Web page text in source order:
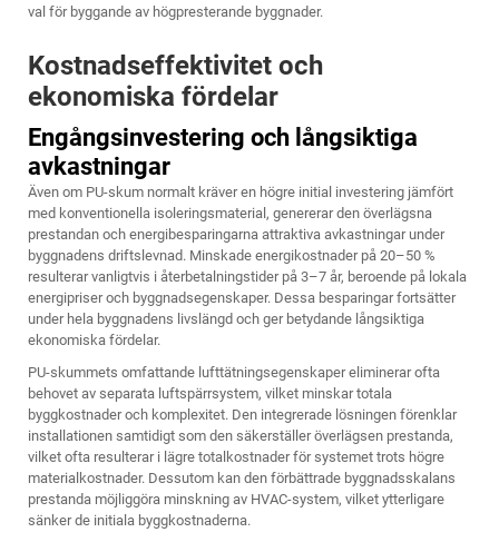
val för byggande av högpresterande byggnader.
Kostnadseffektivitet och
ekonomiska fördelar
Engångsinvestering och långsiktiga
avkastningar
Även om PU-skum normalt kräver en högre initial investering jämfört
med konventionella isoleringsmaterial, genererar den överlägsna
prestandan och energibesparingarna attraktiva avkastningar under
byggnadens driftslevnad. Minskade energikostnader på 20–50 %
resulterar vanligtvis i återbetalningstider på 3–7 år, beroende på lokala
energipriser och byggnadsegenskaper. Dessa besparingar fortsätter
under hela byggnadens livslängd och ger betydande långsiktiga
ekonomiska fördelar.
PU-skummets omfattande lufttätningsegenskaper eliminerar ofta
behovet av separata luftspärrsystem, vilket minskar totala
byggkostnader och komplexitet. Den integrerade lösningen förenklar
installationen samtidigt som den säkerställer överlägsen prestanda,
vilket ofta resulterar i lägre totalkostnader för systemet trots högre
materialkostnader. Dessutom kan den förbättrade byggnadsskalans
prestanda möjliggöra minskning av HVAC-system, vilket ytterligare
sänker de initiala byggkostnaderna.